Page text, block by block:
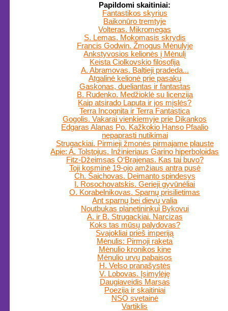
Papildomi skaitiniai:
Fantastikos skyrius
Baikonūro tremtyje
Volteras. Mikromegas
S. Lemas. Mokomasis skrydis
Francis Godwin. Žmogus Mėnulyje
Ankstyvosios kelionės į Mėnulį
Keista Ciolkovskio filosofija
A. Abramovas. Baltieji pradeda...
Atgalinė kelionė prie pasakų
Gaskonas, dueliantas ir fantastas
B. Rudenko. Medžioklė su licenzija
Kaip atsirado Laputa ir jos mįslės?
Terra Incognita ir Terra Fantastica
Gogolis. Vakarai vienkiemyje prie Dikankos
Edgaras Alanas Po. Kažkokio Hanso Pfaalio
nepaprasti nutikimai
Strugackiai. Pirmieji žmonės pirmajame plauste
Apie: A. Tolstojus. Inžinieriaus Garino hiperboloidas
Fitz-Džeimsas O‘Brajenas. Kas tai buvo?
Toji kosminė 19-ojo amžiaus antra pusė
Ch. Šaichovas. Deimanto spindesys
I. Rosochovatskis. Gerieji gyvūnėliai
O. Korabelnikovas. Sparnų prisilietimas
Ant sparnų bei dievų valia
Noutbukas planetininkui Bykovui
A. ir B. Strugackiai. Narcizas
Koks tas mūsų palydovas?
Svajokliai prieš imperiją
Mėnulis: Pirmoji raketa
Mėnulio kronikos kine
Mėnulio urvų pabaisos
H. Velso pranašystės
V. Lobovas. Įsimylėję
Daugiaveidis Marsas
Poezija ir skaitiniai
NSO svetainė
Vartiklis